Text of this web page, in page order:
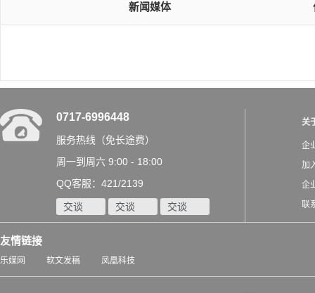
新闻媒体
0717-6996448
服务热线（免长途费）
周一到周六 9:00 - 18:00
QQ客服：421/2139
交谈 交谈 交谈
关
企
加
企
联
友情链接
乐媒网 软文发稿 凤凰科技